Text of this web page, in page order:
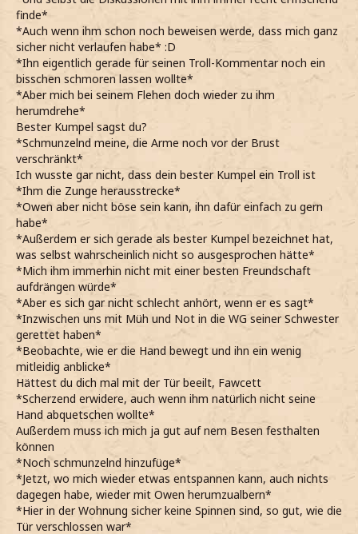
finde*
*Auch wenn ihm schon noch beweisen werde, dass mich ganz
sicher nicht verlaufen habe* :D
*Ihn eigentlich gerade für seinen Troll-Kommentar noch ein
bisschen schmoren lassen wollte*
*Aber mich bei seinem Flehen doch wieder zu ihm
herumdrehe*
Bester Kumpel sagst du?
*Schmunzelnd meine, die Arme noch vor der Brust
verschränkt*
Ich wusste gar nicht, dass dein bester Kumpel ein Troll ist
*Ihm die Zunge herausstrecke*
*Owen aber nicht böse sein kann, ihn dafür einfach zu gern
habe*
*Außerdem er sich gerade als bester Kumpel bezeichnet hat,
was selbst wahrscheinlich nicht so ausgesprochen hätte*
*Mich ihm immerhin nicht mit einer besten Freundschaft
aufdrängen würde*
*Aber es sich gar nicht schlecht anhört, wenn er es sagt*
*Inzwischen uns mit Müh und Not in die WG seiner Schwester
gerettet haben*
*Beobachte, wie er die Hand bewegt und ihn ein wenig
mitleidig anblicke*
Hättest du dich mal mit der Tür beeilt, Fawcett
*Scherzend erwidere, auch wenn ihm natürlich nicht seine
Hand abquetschen wollte*
Außerdem muss ich mich ja gut auf nem Besen festhalten
können
*Noch schmunzelnd hinzufüge*
*Jetzt, wo mich wieder etwas entspannen kann, auch nichts
dagegen habe, wieder mit Owen herumzualbern*
*Hier in der Wohnung sicher keine Spinnen sind, so gut, wie die
Tür verschlossen war*